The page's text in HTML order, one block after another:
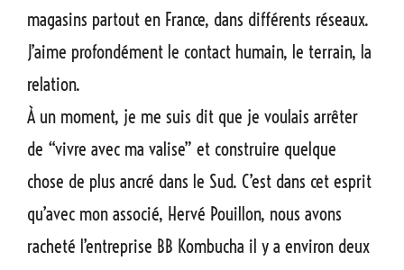
magasins partout en France, dans différents réseaux.
J’aime profondément le contact humain, le terrain, la
relation.
À un moment, je me suis dit que je voulais arrêter
de “vivre avec ma valise” et construire quelque
chose de plus ancré dans le Sud. C’est dans cet esprit
qu’avec mon associé, Hervé Pouillon, nous avons
racheté l’entreprise BB Kombucha il y a environ deux